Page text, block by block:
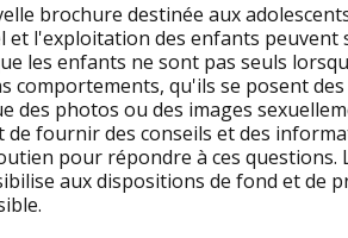
brochure destinée aux
et l'exploitation des enfants
les enfants ne sont pas seuls
comportements, qu'ils se posent
des photos ou des images
fournir des conseils et des
pour répondre à ces questions.
aux dispositions de fond et de